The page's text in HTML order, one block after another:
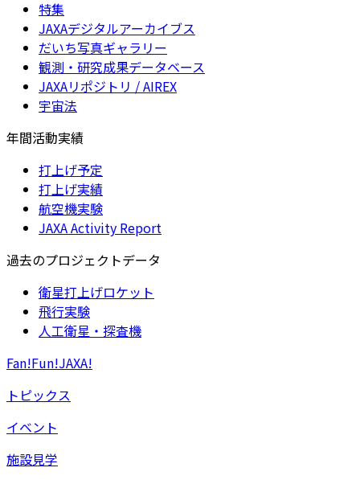
特集
JAXAデジタルアーカイブス
だいち写真ギャラリー
観測・研究成果データベース
JAXAリポジトリ / AIREX
宇宙法
年間活動実績
打上げ予定
打上げ実績
航空機実験
JAXA Activity Report
過去のプロジェクトデータ
衛星打上げロケット
飛行実験
人工衛星・探査機
Fan!Fun!JAXA!
トピックス
イベント
施設見学